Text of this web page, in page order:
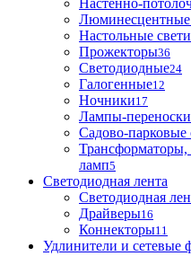
Настенно-
Люминесцентные
Настольные
Прожекторы36
Светодиодные24
Галогенные12
Ночники17
Лампы-переноски
Садово-парковые
ламп5
Светодиодная лента
Светодиодная
Драйверы16
Коннекторы11
Удлинители и сетевые